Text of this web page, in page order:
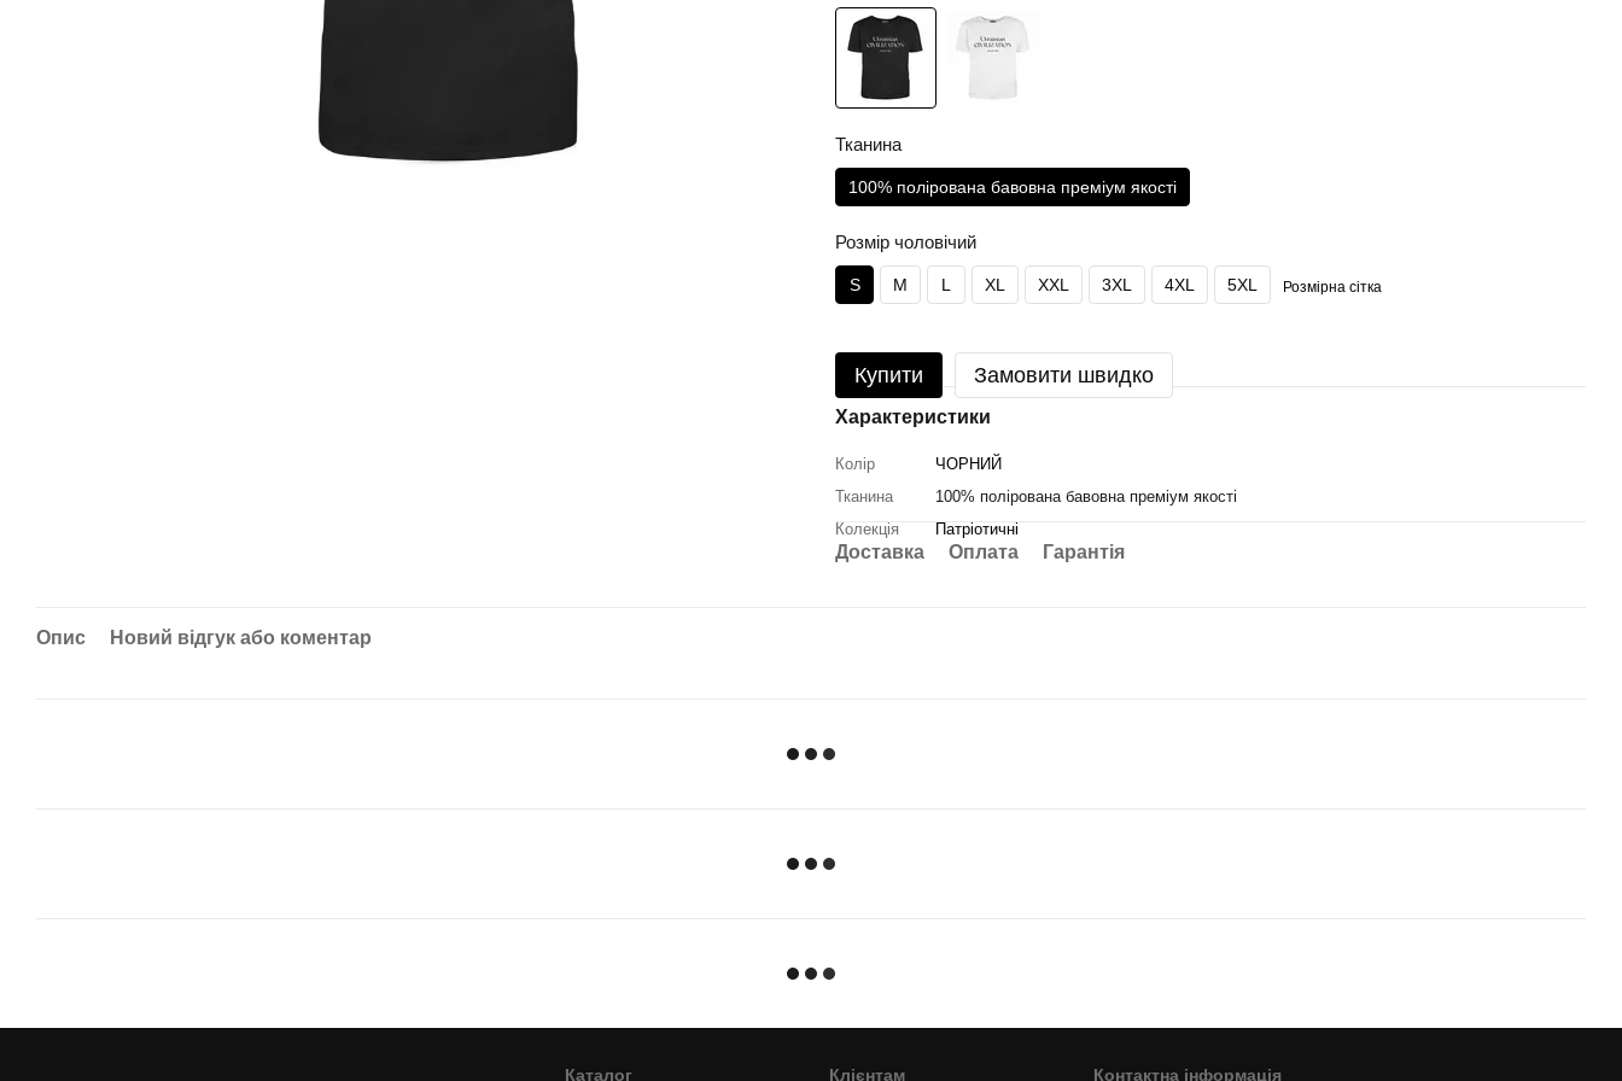
Тканина
100% полірована бавовна преміум якості
Розмір чоловічий
S M L XL XXL 3XL 4XL 5XL Розмірна сітка
Купити Замовити швидко
Характеристики
Колір
ЧОРНИЙ
Тканина
100% полірована бавовна преміум якості
Колекція
Патріотичні
Доставка Оплата Гарантія
Опис Новий відгук або коментар
Каталог Клієнтам Контактна інформація